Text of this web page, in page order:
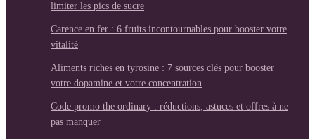
limiter les pics de sucre
Carence en fer : 6 fruits incontournables pour booster votre
vitalité
Aliments riches en tyrosine : 7 sources clés pour booster
votre dopamine et votre concentration
Code promo the ordinary : réductions, astuces et offres à ne
pas manquer